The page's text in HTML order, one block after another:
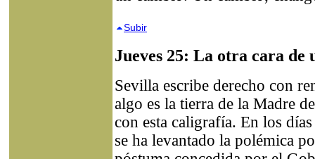
Subir
Jueves 25: La otra cara de
Sevilla escribe derecho con
algo es la tierra de la Madre
con esta caligrafía. En los
se ha levantado la polémica